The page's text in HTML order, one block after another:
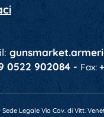
0522 902084 - Fax:
Sede Legale Via Cav. di Vitt.